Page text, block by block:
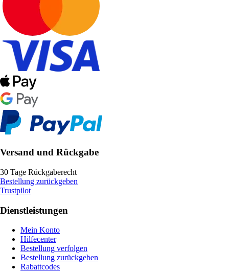
Versand und Rückgabe
30 Tage Rückgaberecht
Bestellung zurückgeben
Trustpilot
Dienstleistungen
Mein Konto
Hilfecenter
Bestellung verfolgen
Bestellung zurückgeben
Rabattcodes